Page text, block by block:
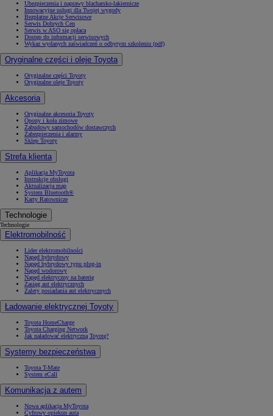
Ubezpieczenia i naprawy blacharsko-lakiernicze
Innowacyjne usługi dla Twojej wygody
Bezpłatne Akcje Serwisowe
Serwis Dobrych Cen
Serwis w ASO się opłaca
Dostęp do informacji serwisowych
Wykaz wydanych zaświadczeń o odbytym szkoleniu (pdf)
Oryginalne części i oleje Toyota
Oryginalne części Toyoty
Oryginalne oleje Toyoty
Akcesoria
Oryginalne akcesoria Toyoty
Opony i koła zimowe
Zabudowy samochodów dostawczych
Zabezpieczenia i alarmy
Sklep Toyoty
Strefa klienta
Aplikacja MyToyota
Instrukcje obsługi
Aktualizacja map
System Bluetooth®
Karty Ratownicze
Technologie
Technologie
Elektromobilność
Lider elektromobilności
Napęd hybrydowy
Napęd hybrydowy typu plug-in
Napęd wodorowy
Napęd elektryczny na baterię
Zasięg aut elektrycznych
Zalety posiadania aut elektrycznych
Ładowanie elektrycznej Toyoty
Toyota HomeCharge
Toyota Charging Network
Jak naładować elektryczną Toyotę?
Systemy bezpieczeństwa
Toyota T-Mate
System eCall
Komunikacja z autem
Nowa aplikacja MyToyota
Cyfrowy opiekun auta